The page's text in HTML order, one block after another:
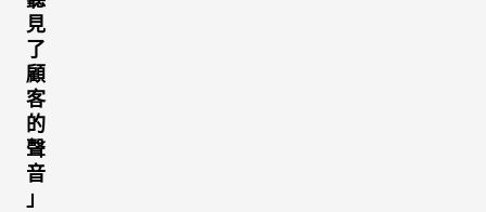
見
了
顧
客
的
聲
音
」